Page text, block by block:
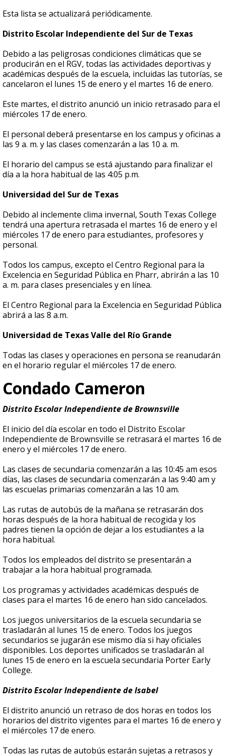
Esta lista se actualizará periódicamente.
Distrito Escolar Independiente del Sur de Texas
Debido a las peligrosas condiciones climáticas que se
producirán en el RGV, todas las actividades deportivas y
académicas después de la escuela, incluidas las tutorías, se
cancelaron el lunes 15 de enero y el martes 16 de enero.
Este martes, el distrito anunció un inicio retrasado para el
miércoles 17 de enero.
El personal deberá presentarse en los campus y oficinas a
las 9 a. m. y las clases comenzarán a las 10 a. m.
El horario del campus se está ajustando para finalizar el
día a la hora habitual de las 4:05 p.m.
Universidad del Sur de Texas
Debido al inclemente clima invernal, South Texas College
tendrá una apertura retrasada el martes 16 de enero y el
miércoles 17 de enero para estudiantes, profesores y
personal.
Todos los campus, excepto el Centro Regional para la
Excelencia en Seguridad Pública en Pharr, abrirán a las 10
a. m. para clases presenciales y en línea.
El Centro Regional para la Excelencia en Seguridad Pública
abrirá a las 8 a.m.
Universidad de Texas Valle del Río Grande
Todas las clases y operaciones en persona se reanudarán
en el horario regular el miércoles 17 de enero.
Condado Cameron
Distrito Escolar Independiente de Brownsville
El inicio del día escolar en todo el Distrito Escolar
Independiente de Brownsville se retrasará el martes 16 de
enero y el miércoles 17 de enero.
Las clases de secundaria comenzarán a las 10:45 am esos
días, las clases de secundaria comenzarán a las 9:40 am y
las escuelas primarias comenzarán a las 10 am.
Las rutas de autobús de la mañana se retrasarán dos
horas después de la hora habitual de recogida y los
padres tienen la opción de dejar a los estudiantes a la
hora habitual.
Todos los empleados del distrito se presentarán a
trabajar a la hora habitual programada.
Los programas y actividades académicas después de
clases para el martes 16 de enero han sido cancelados.
Los juegos universitarios de la escuela secundaria se
trasladarán al lunes 15 de enero. Todos los juegos
secundarios se jugarán ese mismo día si hay oficiales
disponibles. Los deportes unificados se trasladarán al
lunes 15 de enero en la escuela secundaria Porter Early
College.
Distrito Escolar Independiente de Isabel
El distrito anunció un retraso de dos horas en todos los
horarios del distrito vigentes para el martes 16 de enero y
el miércoles 17 de enero.
Todas las rutas de autobús estarán sujetas a retrasos y